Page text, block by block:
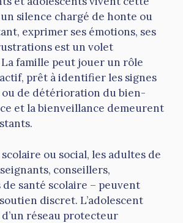
silence chargé de honte ou
exprimer ses émotions, ses
est un volet
famille peut jouer un rôle
prêt à identifier les signes
ou de détérioration du bien-
et la bienveillance demeurent
ou social, les adultes de
conseillers,
santé scolaire – peuvent
discret. L’adolescent
réseau protecteur